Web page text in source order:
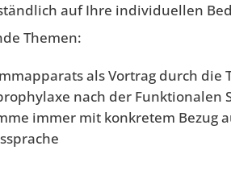
auf Ihre individuellen
Themen:
als Vortrag durch die
nach der Funktionalen
immer mit konkretem